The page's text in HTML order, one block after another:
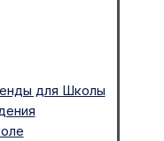
для Школы